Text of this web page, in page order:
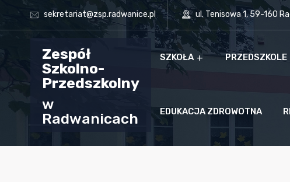
sekretariat@zsp.radwanice.pl ul. Tenisowa 1, 59-160
Zespół
Szkolno-
Przedszkolny
w
Radwanicach
SZKOŁA PRZEDSZKOLE
EDUKACJA ZDROWOTNA